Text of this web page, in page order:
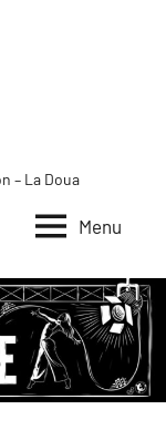
– La Doua
Menu